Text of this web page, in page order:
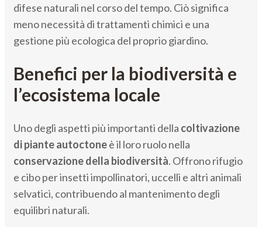
difese naturali nel corso del tempo. Ciò significa
meno necessità di trattamenti chimici e una
gestione più ecologica del proprio giardino.
Benefici per la biodiversità e
l’ecosistema locale
Uno degli aspetti più importanti della coltivazione
di piante autoctoneè il loro ruolo nella
conservazione della biodiversità. Offrono rifugio
e cibo per insetti impollinatori, uccelli e altri animali
selvatici, contribuendo al mantenimento degli
equilibri naturali.